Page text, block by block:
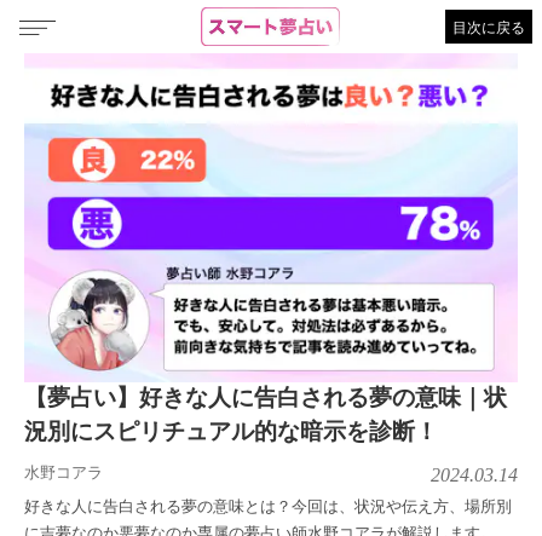
目次に戻る
【夢占い】好きな人に告白される夢の意味｜状
況別にスピリチュアル的な暗示を診断！
水野コアラ 2024.03.14
好きな人に告白される夢の意味とは？今回は、状況や伝え方、場所別